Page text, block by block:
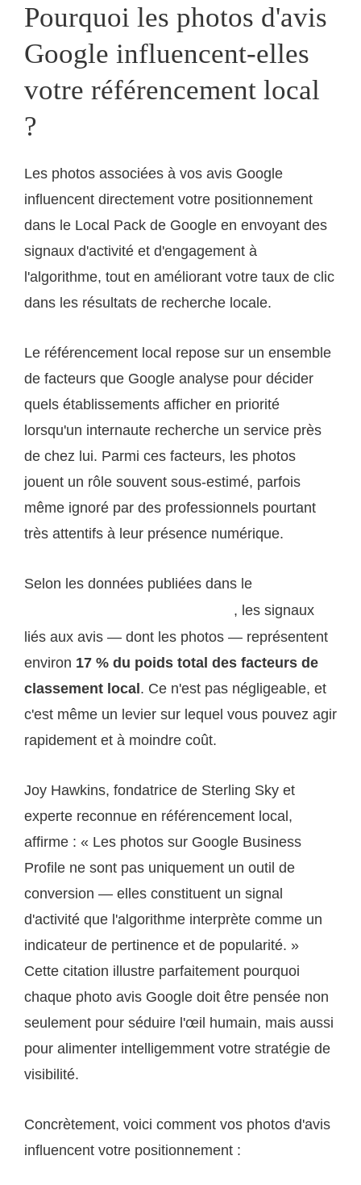
Pourquoi les photos d'avis
Google influencent-elles
votre référencement local
?
Les photos associées à vos avis Google
influencent directement votre positionnement
dans le Local Pack de Google en envoyant des
signaux d'activité et d'engagement à
l'algorithme, tout en améliorant votre taux de clic
dans les résultats de recherche locale.
Le référencement local repose sur un ensemble
de facteurs que Google analyse pour décider
quels établissements afficher en priorité
lorsqu'un internaute recherche un service près
de chez lui. Parmi ces facteurs, les photos
jouent un rôle souvent sous-estimé, parfois
même ignoré par des professionnels pourtant
très attentifs à leur présence numérique.
Selon les données publiées dans le
, les signaux
liés aux avis — dont les photos — représentent
environ 17 % du poids total des facteurs de
classement local. Ce n'est pas négligeable, et
c'est même un levier sur lequel vous pouvez agir
rapidement et à moindre coût.
Joy Hawkins, fondatrice de Sterling Sky et
experte reconnue en référencement local,
affirme : « Les photos sur Google Business
Profile ne sont pas uniquement un outil de
conversion — elles constituent un signal
d'activité que l'algorithme interprète comme un
indicateur de pertinence et de popularité. »
Cette citation illustre parfaitement pourquoi
chaque photo avis Google doit être pensée non
seulement pour séduire l'œil humain, mais aussi
pour alimenter intelligemment votre stratégie de
visibilité.
Concrètement, voici comment vos photos d'avis
influencent votre positionnement :